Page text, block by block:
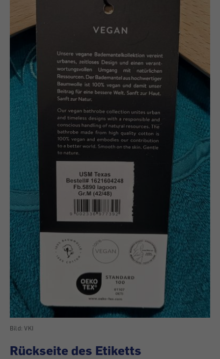
Bild: VKI
Rückseite des Etiketts